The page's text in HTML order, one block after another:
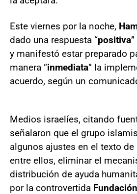
Este viernes por la noche,
dado una respuesta “positiva
y manifestó estar preparado
manera “inmediata” la
acuerdo, según un
Medios israelíes, citando
señalaron que el grupo
algunos ajustes en el texto de
entre ellos, eliminar el
distribución de ayuda
por la controvertida